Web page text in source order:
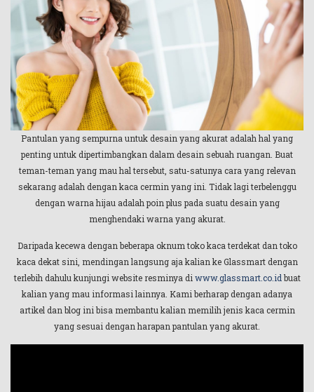
Pantulan yang sempurna untuk desain yang akurat adalah hal yang
penting untuk dipertimbangkan dalam desain sebuah ruangan. Buat
teman-teman yang mau hal tersebut, satu-satunya cara yang relevan
sekarang adalah dengan kaca cermin yang ini. Tidak lagi terbelenggu
dengan warna hijau adalah poin plus pada suatu desain yang
menghendaki warna yang akurat.
Daripada kecewa dengan beberapa oknum toko kaca terdekat dan toko
kaca dekat sini, mendingan langsung aja kalian ke Glassmart dengan
terlebih dahulu kunjungi website resminya di www.glassmart.co.id buat
kalian yang mau informasi lainnya. Kami berharap dengan adanya
artikel dan blog ini bisa membantu kalian memilih jenis kaca cermin
yang sesuai dengan harapan pantulan yang akurat.